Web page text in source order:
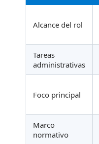
Alcance del rol
Tareas
administrativas
Foco principal
Marco
normativo